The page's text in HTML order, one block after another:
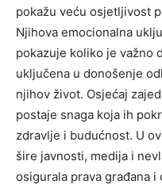
pokažu veću osjetljivost
Njihova emocionalna
pokazuje koliko je važno
uključena u donošenje
njihov život. Osjećaj
postaje snaga koja ih
zdravlje i budućnost. U
šire javnosti, medija i
osigurala prava građana